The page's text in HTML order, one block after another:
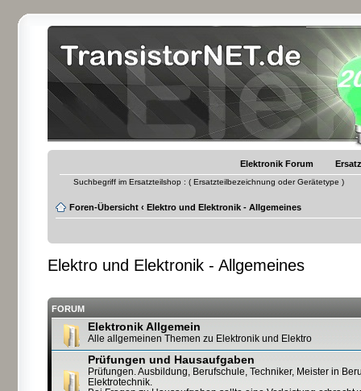
Elektronik Forum
Suchbegriff im Ersatzteilshop : ( Ersatzteilbezeichnung oder Gerätetype )
Foren-Übersicht ‹ Elektro und Elektronik - Allgemeines
Elektro und Elektronik - Allgemeines
FORUM
Elektronik Allgemein
Alle allgemeinen Themen zu Elektronik und Elektro
Prüfungen und Hausaufgaben
Prüfungen. Ausbildung, Berufschule, Techniker, Meister in
Elektrotechnik.